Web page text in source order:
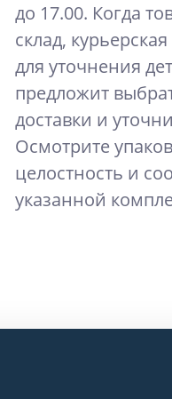
до 17.00. Когда
склад,
для уточнения
предложит
доставки и
Осмотрите
целостность и
указанной